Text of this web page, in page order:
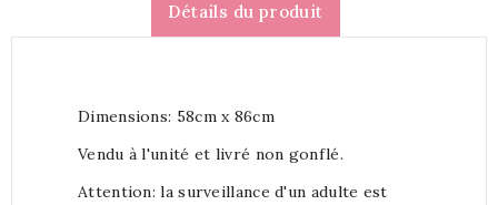
Détails du produit
Dimensions: 58cm x 86cm
Vendu à l'unité et livré non gonflé.
Attention: la surveillance d'un adulte est